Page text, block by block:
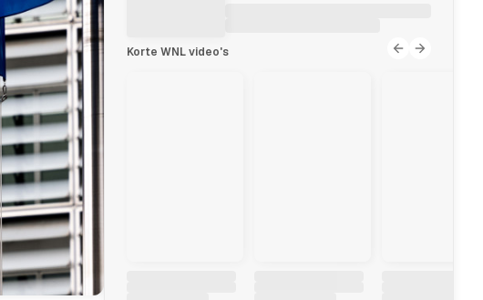
Korte WNL video's